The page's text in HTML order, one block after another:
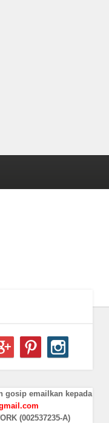
gosip emailkan kepada
(002537235-A)